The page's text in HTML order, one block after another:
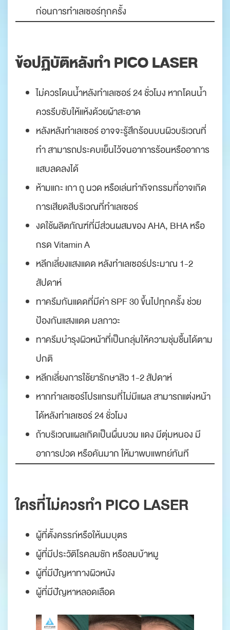
ก่อนการทำเลเซอร์ทุกครั้ง
ข้อปฏิบัติหลังทำ PICO LASER
ไม่ควรโดนน้ำหลังทำเลเซอร์ 24 ชั่วโมง หากโดนน้ำ
ควรรีบซับให้แห้งด้วยผ้าสะอาด
หลังหลังทำเลเซอร์ อาจจะรู้สึกร้อนบนผิวบริเวณที่
ทำ สามารถประคบเย็นไว้จนอาการร้อนหรืออาการ
แสบลดลงได้
ห้ามแกะ เกา ถู นวด หรือเล่นทำกิจกรรมที่อาจเกิด
การเสียดสีบริเวณที่ทำเลเซอร์
งดใช้ผลิตภัณฑ์ที่มีส่วนผสมของ AHA, BHA หรือ
กรด Vitamin A
หลีกเลี่ยงแสงแดด หลังทำเลเซอร์ประมาณ 1-2
สัปดาห์
ทาครีมกันแดดที่มีค่า SPF 30 ขึ้นไปทุกครั้ง ช่วย
ป้องกันแสงแดด มลภาวะ
ทาครีมบำรุงผิวหน้าที่เป็นกลุ่มให้ความชุ่มชื้นได้ตาม
ปกติ
หลีกเลี่ยงการใช้ยารักษาสิว 1-2 สัปดาห์
หากทำเลเซอร์โปรแกรมที่ไม่มีแผล สามารถแต่งหน้า
ได้หลังทำเลเซอร์ 24 ชั่วโมง
ถ้าบริเวณแผลเกิดเป็นผื่นบวม แดง มีตุ่มหนอง มี
อาการปวด หรือคันมาก ให้มาพบแพทย์ทันที
ใครที่ไม่ควรทำ PICO LASER
ผู้ที่ตั้งครรภ์หรือให้นมบุตร
ผู้ที่มีประวัติโรคลมชัก หรือลมบ้าหมู
ผู้ที่มีปัญหาทางผิวหนัง
ผู้ที่มีปัญหาหลอดเลือด